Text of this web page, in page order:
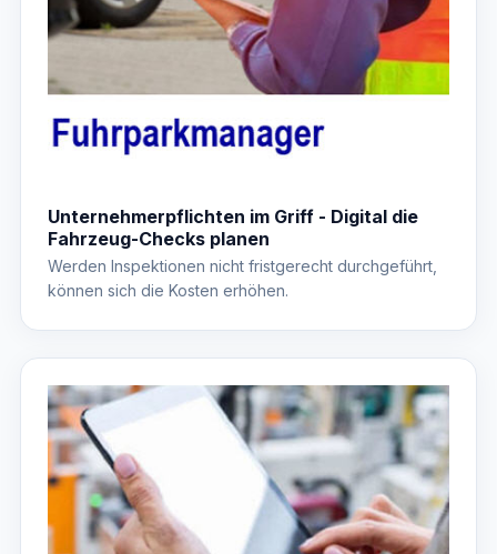
Unternehmerpflichten im Griff - Digital die
Fahrzeug-Checks planen
Werden Inspektionen nicht fristgerecht durchgeführt,
können sich die Kosten erhöhen.